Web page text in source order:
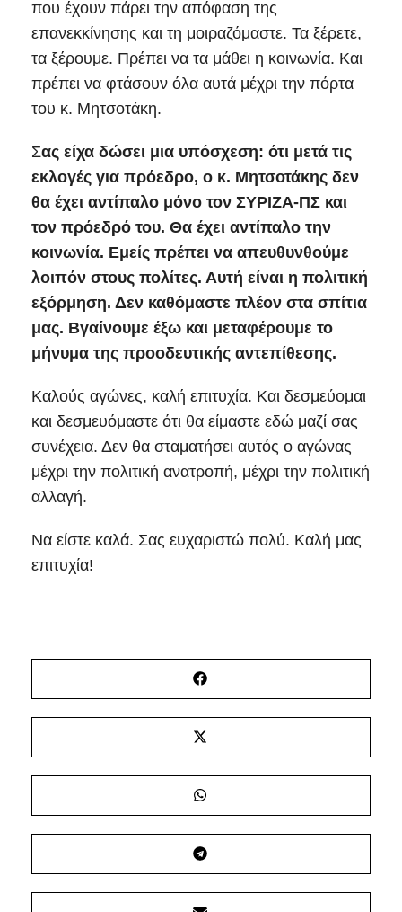
που έχουν πάρει την απόφαση της
επανεκκίνησης και τη μοιραζόμαστε. Τα ξέρετε,
τα ξέρουμε. Πρέπει να τα μάθει η κοινωνία. Και
πρέπει να φτάσουν όλα αυτά μέχρι την πόρτα
του κ. Μητσοτάκη.
Σας είχα δώσει μια υπόσχεση: ότι μετά τις
εκλογές για πρόεδρο, ο κ. Μητσοτάκης δεν
θα έχει αντίπαλο μόνο τον ΣΥΡΙΖΑ-ΠΣ και
τον πρόεδρό του. Θα έχει αντίπαλο την
κοινωνία. Εμείς πρέπει να απευθυνθούμε
λοιπόν στους πολίτες. Αυτή είναι η πολιτική
εξόρμηση. Δεν καθόμαστε πλέον στα σπίτια
μας. Βγαίνουμε έξω και μεταφέρουμε το
μήνυμα της προοδευτικής αντεπίθεσης.
Καλούς αγώνες, καλή επιτυχία. Και δεσμεύομαι
και δεσμευόμαστε ότι θα είμαστε εδώ μαζί σας
συνέχεια. Δεν θα σταματήσει αυτός ο αγώνας
μέχρι την πολιτική ανατροπή, μέχρι την πολιτική
αλλαγή.
Να είστε καλά. Σας ευχαριστώ πολύ. Καλή μας
επιτυχία!